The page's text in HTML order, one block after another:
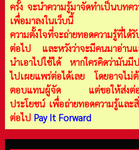
ครั้ง จะนำความรู้มาจัดทำเป็นบทค
เพื่อมาลงในเว็บนี้
ความตั้งใจที่จะถ่ายทอดความรู้ที่ได้
ต่อไป และหวังว่าจะมีคนมาอ่านแ
นำเอาไปใช้ได้ หากใครคิดว่ามันมี
ไปเผยแพร่ต่อได้เลย โดยอาจไม่ต้
ตอบแทนผู้จัด แต่ขอให้ส่งต่อห
ประโยชน์ เพื่อถ่ายทอดความรู้และ
ต่อไป Pay It Forward